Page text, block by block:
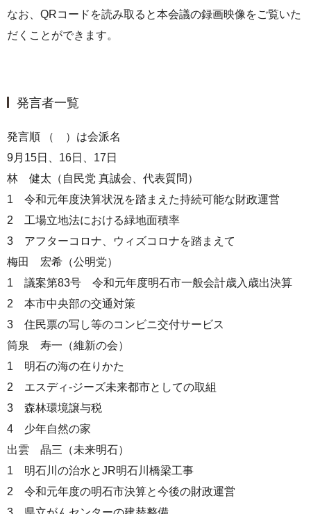
なお、QRコードを読み取ると本会議の録画映像をご覧いた
だくことができます。
発言者一覧
発言順 （ ）は会派名
9月15日、16日、17日
林 健太（自民党 真誠会、代表質問）
1 令和元年度決算状況を踏まえた持続可能な財政運営
2 工場立地法における緑地面積率
3 アフターコロナ、ウィズコロナを踏まえて
梅田 宏希（公明党）
1 議案第83号 令和元年度明石市一般会計歳入歳出決算
2 本市中央部の交通対策
3 住民票の写し等のコンビニ交付サービス
筒泉 寿一（維新の会）
1 明石の海の在りかた
2 エスディ-ジーズ未来都市としての取組
3 森林環境譲与税
4 少年自然の家
出雲 晶三（未来明石）
1 明石川の治水とJR明石川橋梁工事
2 令和元年度の明石市決算と今後の財政運営